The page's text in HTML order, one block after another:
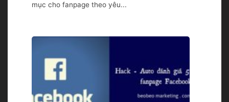
mục cho fanpage theo yêu...